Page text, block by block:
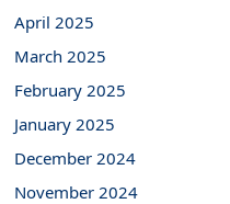
April 2025
March 2025
February 2025
January 2025
December 2024
November 2024